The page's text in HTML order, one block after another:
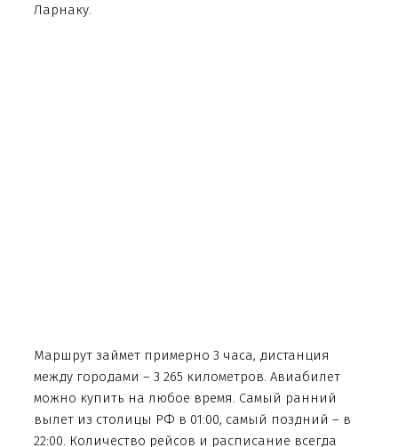
Ларнаку.
Маршрут займет примерно 3 часа, дистанция
между городами – 3 265 километров. Авиабилет
можно купить на любое время. Самый ранний
вылет из столицы РФ в 01:00, самый поздний – в
22:00. Количество рейсов и расписание всегда